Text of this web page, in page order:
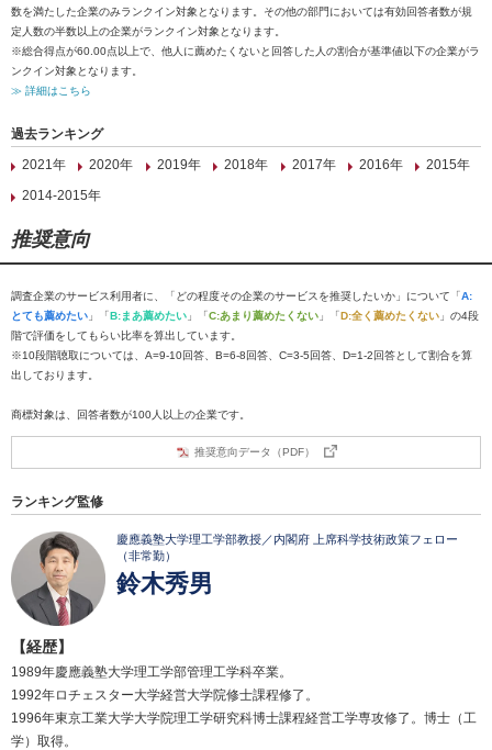
数を満たした企業のみランクイン対象となります。その他の部門においては有効回答者数が規
定人数の半数以上の企業がランクイン対象となります。
※総合得点が60.00点以上で、他人に薦めたくないと回答した人の割合が基準値以下の企業がラ
ンクイン対象となります。
≫ 詳細はこちら
過去ランキング
2021年
2020年 2019年 2018年 2017年 2016年
2015年
2014-2015年
推奨意向
調査企業のサービス利用者に、「どの程度その企業のサービスを推奨したいか」について「A:
とても薦めたい 」「B:まあ薦めたい 」「C:あまり薦めたくない 」「D:全く薦めたくない 」の4段
階で評価をしてもらい比率を算出しています。
※10段階聴取については、A=9-10回答、B=6-8回答、C=3-5回答、D=1-2回答として割合を算
出しております。
商標対象は、回答者数が100人以上の企業です。
推奨意向データ（PDF）
ランキング監修
慶應義塾大学理工学部教授／内閣府 上席科学技術政策フェロー
（非常勤）
鈴木秀男
【経歴】
1989年慶應義塾大学理工学部管理工学科卒業。
1992年ロチェスター大学経営大学院修士課程修了。
1996年東京工業大学大学院理工学研究科博士課程経営工学専攻修了。博士（工
学）取得。